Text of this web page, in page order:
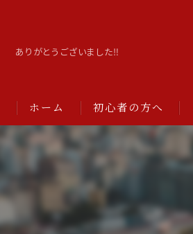
ありがとうございました‼️
ホーム 初心者の方へ